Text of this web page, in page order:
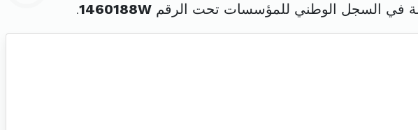
في السجل الوطني للمؤسسات تحت الرقم 1460188W
.